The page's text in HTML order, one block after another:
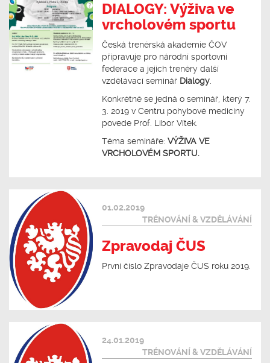
DIALOGY: Výživa ve
vrcholovém sportu
Česká trenérská akademie ČOV
připravuje pro národní sportovní
federace a jejich trenéry další
vzdělávací seminář Dialogy
Konkrétně se jedná o seminář, který 7.
3. 2019 v Centru pohybové medicíny
povede Prof. Libor Vítek.
Téma semináře:VÝŽIVA VE
VRCHOLOVÉM SPORTU.
01.02.2019
TRÉNOVÁNÍ & VZDĚLÁVÁNÍ
Zpravodaj ČUS
První číslo Zpravodaje ČUS roku 2019.
24.01.2019
TRÉNOVÁNÍ & VZDĚLÁVÁNÍ